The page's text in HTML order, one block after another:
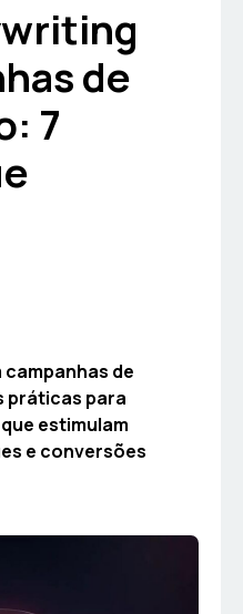
de
7
de
práticas para
estimulam
e conversões